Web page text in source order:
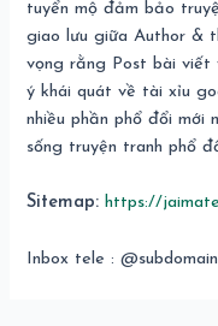
tuyển mộ đảm bảo
giao lưu giữa Author &
vọng rằng Post bài viết
ý khái quát về tài xỉu
nhiều phần phổ đổi mới
sống truyện tranh phổ
Sitemap: https://
Inbox tele :